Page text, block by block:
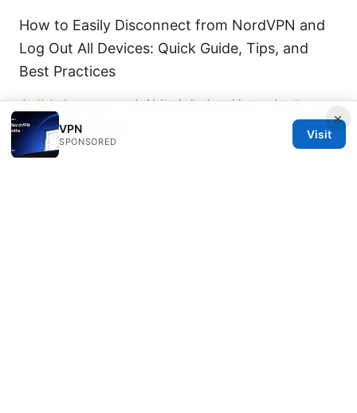
How to Easily Disconnect from NordVPN and
Log Out All Devices: Quick Guide, Tips, and
Best Practices
免费机场 clash：完整指南與實用技巧，提升 VPN
使用體驗與安全性
×
VPN
SPONSORED
Visit